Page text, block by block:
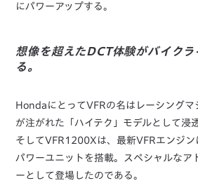
にパワーアップする。
想像を超えたDCT体験がバイク
る。
HondaにとってVFRの名はレーシングマ
が注がれた「ハイテク」モデルとして浸
そしてVFR1200Xは、最新VFRエンジン
パワーユニットを搭載。スペシャルなア
ーとして登場したのである。